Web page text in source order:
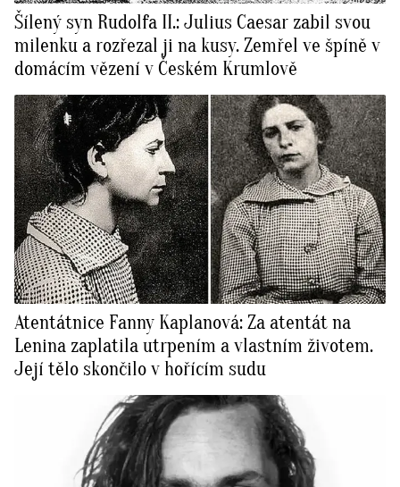
Šílený syn Rudolfa II.: Julius Caesar zabil svou
milenku a rozřezal ji na kusy. Zemřel ve špíně v
domácím vězení v Českém Krumlově
Atentátnice Fanny Kaplanová: Za atentát na
Lenina zaplatila utrpením a vlastním životem.
Její tělo skončilo v hořícím sudu